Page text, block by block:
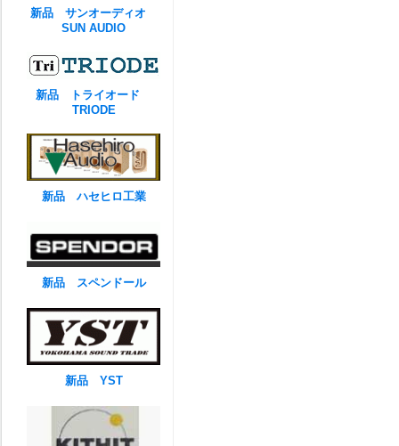
新品 サンオーディオ
SUN AUDIO
新品 トライオード
TRIODE
新品 ハセヒロ工業
新品 スペンドール
新品 YST